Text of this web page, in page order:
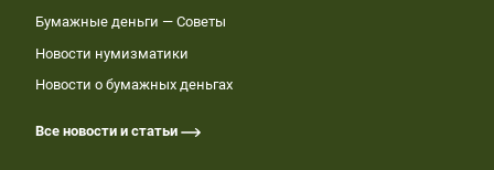
Бумажные деньги — Советы
Новости нумизматики
Новости о бумажных деньгах
Все новости и статьи